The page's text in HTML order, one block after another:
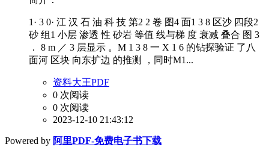
1· 3 0· 江 汉 石 油 科 技 第2 2 卷 图4 面1 3 8 区沙 四段2
砂 组1 小层 渗透 性 砂岩 等值 线与梯 度 衰减 叠合 图 3
． 8 m ／ 3 层显示 。M 1 3 8 一 X 1 6 的钻探验证 了八
面河 区块 向东扩边 的推测 ，同时M1...
资料大王PDF
0 次阅读
0 次阅读
2023-12-10 21:43:12
Powered by 阿里PDF-免费电子书下载